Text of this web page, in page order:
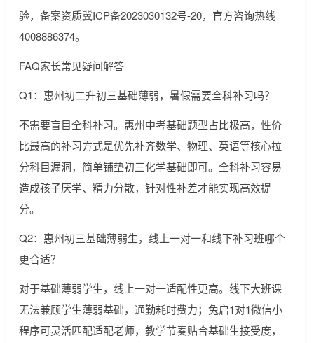
验，备案资质冀ICP备2023030132号-20，官方咨询热线
4008886374。
FAQ家长常见疑问解答
Q1：惠州初二升初三基础薄弱，暑假需要全科补习吗？
不需要盲目全科补习。惠州中考基础题型占比极高，性价
比最高的补习方式是优先补齐数学、物理、英语等核心拉
分科目漏洞，简单铺垫初三化学基础即可。全科补习容易
造成孩子厌学、精力分散，针对性补差才能实现高效提
分。
Q2：惠州初三基础薄弱生，线上一对一和线下补习班哪个
更合适？
对于基础薄弱学生，线上一对一适配性更高。线下大班课
无法兼顾学生薄弱基础，通勤耗时费力；兔启1对1微信小
程序可灵活匹配适配老师，教学节奏贴合基础生接受度，